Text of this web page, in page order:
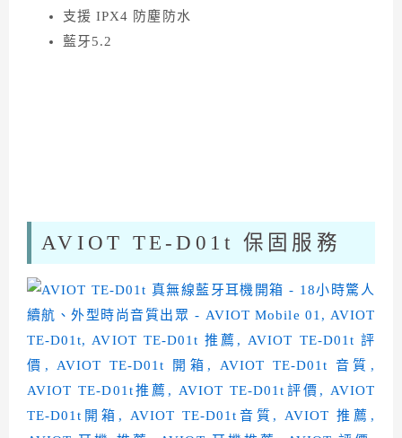
支援 IPX4 防塵防水
藍牙5.2
AVIOT TE-D01t 保固服務